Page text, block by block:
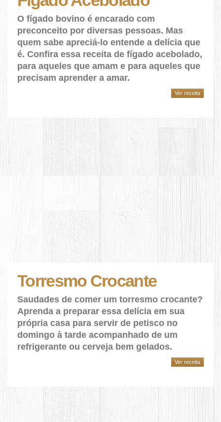
O fígado bovino é encarado com
preconceito por diversas pessoas. Mas
quem sabe apreciá-lo entende a delícia que
é. Confira essa receita de fígado acebolado,
para aqueles que amam e para aqueles que
precisam aprender a amar.
Ver receita
Torresmo Crocante
Saudades de comer um torresmo crocante?
Aprenda a preparar essa delícia em sua
própria casa para servir de petisco no
domingo à tarde acompanhado de um
refrigerante ou cerveja bem gelados.
Ver receita